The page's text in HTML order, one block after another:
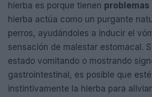
hierba es porque tienen
hierba actúa como un purgante
perros, ayudándoles a inducir el
sensación de malestar estomacal.
estado vomitando o mostrando
gastrointestinal, es posible que
instintivamente la hierba para